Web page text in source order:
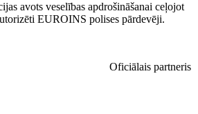
avots veselības apdrošināšanai ceļojot
EUROINS polises pārdevēji.
Oficiālais partneris